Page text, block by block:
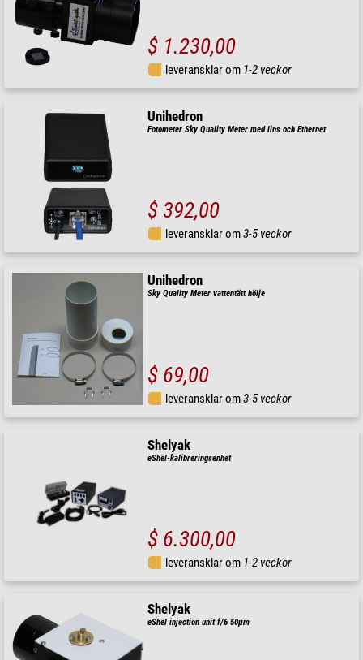
$ 1.230,00
leveransklar om 1-2 veckor
Unihedron
Fotometer Sky Quality Meter med lins och Ethernet
$ 392,00
leveransklar om3-5 veckor
Unihedron
Sky Quality Meter vattentätt hölje
$ 69,00
leveransklar om3-5 veckor
Shelyak
eShel-kalibreringsenhet
$ 6.300,00
leveransklar om 1-2 veckor
Shelyak
eShel injection unit f/6 50µm